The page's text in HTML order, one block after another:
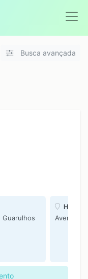
Busca avançada
Guarulhos
Home
Avenida